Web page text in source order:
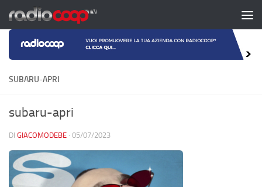
Salta al contenuto
SUBARU-APRI
subaru-apri
DI GIACOMODEBE · 05/07/2023